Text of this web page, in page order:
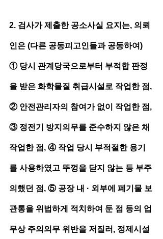
2. 검사가 제출한 공소사실 요지는, 의뢰
인은 (다른 공동피고인들과 공동하여)
① 당시 관계당국으로부터 부적합 판정
을 받은 화학물질 취급시설로 작업한 점,
② 안전관리자의 참여가 없이 작업한 점,
③ 정전기 방지의무를 준수하지 않은 채
작업한 점, ④ 작업 당시 부적절한 용기
를 사용하였고 뚜껑을 닫지 않는 등 부주
의했던 점, ⑤ 공장 내 · 외부에 폐기물 보
관통을 위법하게 적치하여 둔 점 등의 업
무상 주의의무 위반을 저질러, 정제시설